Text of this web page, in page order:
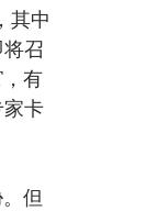
其中
召
有
卡
但